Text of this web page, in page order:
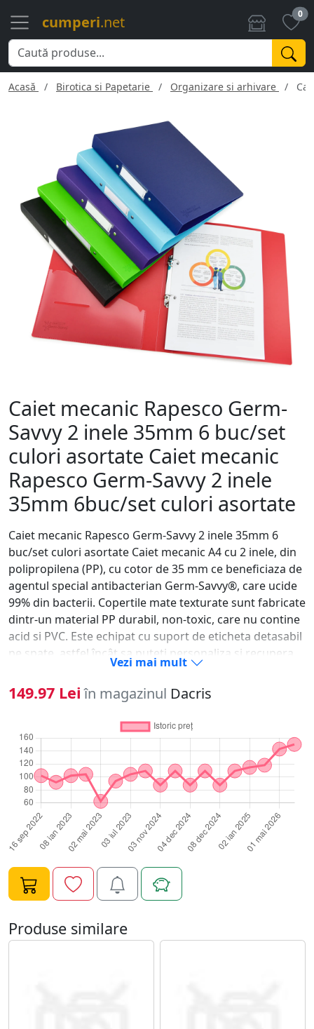
cumperi.net 0
Acasă Birotica si Papetarie Organizare si arhivare
Caiet mecanic Rapesco Germ-
Savvy 2 inele 35mm 6 buc/set
culori asortate Caiet mecanic
Rapesco Germ-Savvy 2 inele
35mm 6buc/set culori asortate
Caiet mecanic Rapesco Germ-Savvy 2 inele 35mm 6
buc/set culori asortate Caiet mecanic A4 cu 2 inele, din
polipropilena (PP), cu cotor de 35 mm ce beneficiaza de
agentul special antibacterian Germ-Savvy®, care ucide
99% din bacterii. Copertile mate texturate sunt fabricate
dintr-un material PP durabil, non-toxic, care nu contine
acid si PVC. Este echipat cu suport de eticheta detasabil
pe spate, astfel încât sa puteti personaliza si recupera
usor mapa corecta. Caiet mecanic 2 inele Rapesco. Ideal
pentru prezentari, organizarea si stocarea
documentelor dar si arhivare. Diametru inele: 25 mm.
Latime cotor: 35 mm. Format documente: A4 (210 x 297
mm). Material: plastic rezistent PP (polipropilena), non-
toxic. Tratat cu agentul special antibacterian Germ-
Savvy®. Mecanism metalic puternic cu inele de tip
`O`.Inelele de tip O sunt denumite astfel datorita formei
lor circulare. Inelele de tip O permit o miscare usoara si
fluida a paginilor, permitând caietului sa fie deschis
complet si sa fie asezat plat pe o suprafata. Aceasta
face ca scrierea si citirea sa fie mai usoara si faciliteaza
adaugarea sau îndepartarea de pagini din caiet.
Capacitate: 230 coli. Cotor compact de 35 mm pentru
economisirea spatiului si depozitarea usoara. Buzunar
intern pe prima coperta care include un suport pentru
carti de vizita pentru personalizare si depozitare de
Vezi mai mult
149.97 Lei în magazinul Dacris
Produse similare